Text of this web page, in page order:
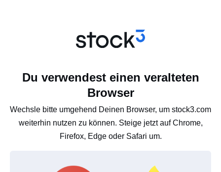
Du verwendest einen veralteten
Browser
Wechsle bitte umgehend Deinen Browser, um stock3.com
weiterhin nutzen zu können. Steige jetzt auf Chrome,
Firefox, Edge oder Safari um.